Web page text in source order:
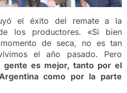
el éxito del remate a la
los productores. «Si bien
de seca, no es tan
el año pasado. Pero
gente es mejor, tanto por el
como por la parte